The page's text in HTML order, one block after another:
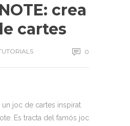
crea
cartes
0
joc de cartes inspirat
Es tracta del famós joc